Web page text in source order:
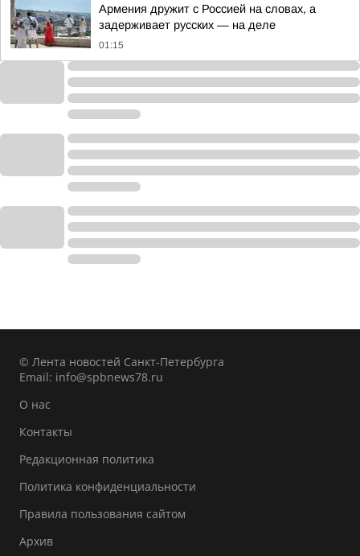
Армения дружит с Россией на словах, а
задерживает русских — на деле
01:15
© Лента новостей Санкт-Петербурга
Email: info@spbnews78.ru
О нас
Контакты
Редакционная политика
Политика конфиденциальности
Правила пользования сайтом
Архив